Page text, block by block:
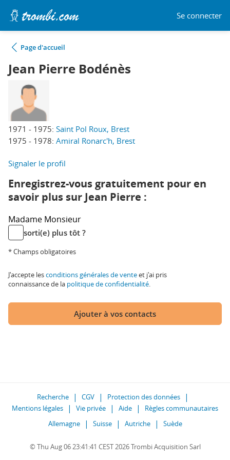
Se connecter
Page d'accueil
Jean Pierre Bodénès
1971 - 1975: Saint Pol Roux, Brest
1975 - 1978: Amiral Ronarc'h, Brest
Signaler le profil
Enregistrez-vous gratuitement pour en
savoir plus sur Jean Pierre :
Madame Monsieur
sorti(e) plus tôt ?
* Champs obligatoires
J'accepte lesconditions générales de venteet j'ai pris
connaissance de la politique de confidentialité.
Ajouter à vos contacts
Recherche CGV
Protection des données
Mentions légales
Vie privée Aide
Règles communautaires
Allemagne
Suisse Autriche Suède
© Thu Aug 06 23:41:41 CEST 2026 Trombi Acquisition Sarl